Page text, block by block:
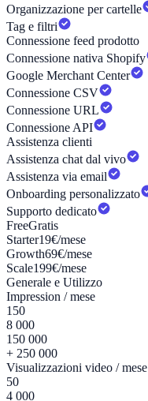
Organizzazione per cartelle
Tag e filtri
Connessione feed prodotto
Connessione nativa Shopify
Google Merchant Center
Connessione CSV
Connessione URL
Connessione API
Assistenza clienti
Assistenza chat dal vivo
Assistenza via email
Onboarding personalizzato
Supporto dedicato
FreeGratis
Starter19€/mese
Growth69€/mese
Scale199€/mese
Generale e Utilizzo
Impression / mese
150
8 000
150 000
+ 250 000
Visualizzazioni video / mese
50
4 000